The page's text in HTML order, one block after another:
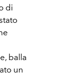
di
balla
un